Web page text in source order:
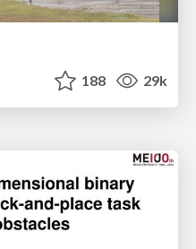
188 29k